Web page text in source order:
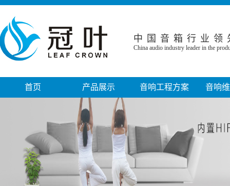
中国音箱行业
China audio industry leader in the
首页 产品展示
音箱系列
功放系列
话筒系列
调音台系列
音响工程方案
小型电影院工程
KTV娱乐工程
会议室音响工程
音响
音响保修